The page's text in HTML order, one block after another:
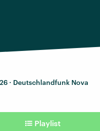
· Deutschlandfunk Nova
Playlist